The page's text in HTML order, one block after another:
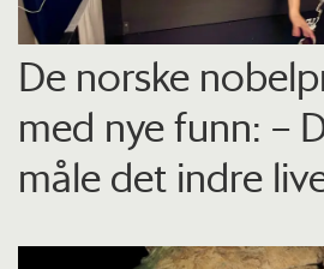
De norske
med nye funn: –
måle det indre